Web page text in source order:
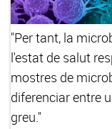
"Per tant, la
l'estat de salut
mostres de
diferenciar entre
greu."